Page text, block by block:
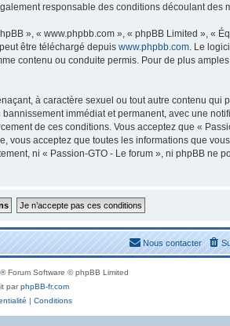
responsable des conditions découlant des
», « www.phpbb.com », « phpBB Limited », «
être téléchargé depuis www.phpbb.com . Le
contenu ou conduite permis. Pour de plus
à caractère sexuel ou tout autre contenu qui
immédiat et permanent, avec une
de ces conditions. Vous acceptez que «
acceptez que toutes les informations que
ni « Passion-GTO - Le forum », ni phpBB ne
Nous contacter
® Forum Software © phpBB Limited
parphpBB-fr.com
| Conditions